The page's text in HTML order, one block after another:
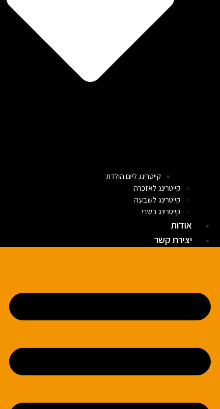
קייטרינג ליום הולדת
קייטרינג לאזכרה
קייטרינג לשבעה
קייטרינג בשרי
אודות
יצירת קשר